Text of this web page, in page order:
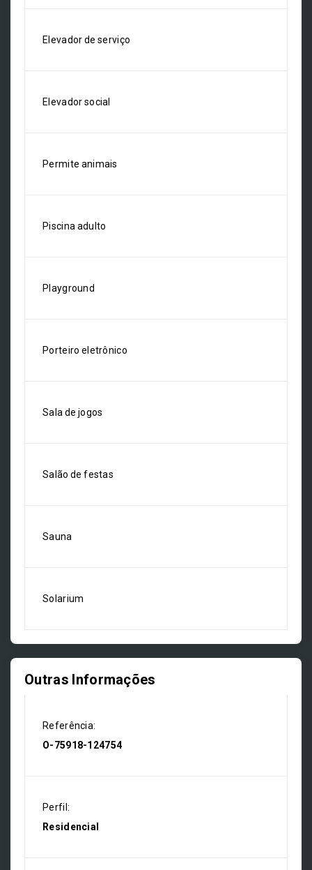
Elevador de serviço
Elevador social
Permite animais
Piscina adulto
Playground
Porteiro eletrônico
Sala de jogos
Salão de festas
Sauna
Solarium
Outras Informações
Referência:
O-75918-124754
Perfil:
Residencial